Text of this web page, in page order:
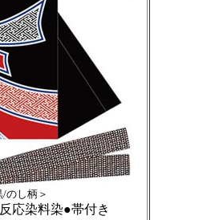
し柄＞
応染料染●帯付き